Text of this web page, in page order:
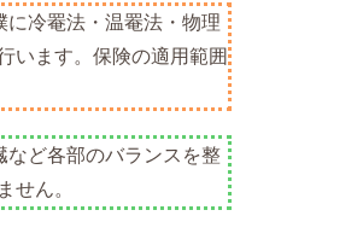
冷罨法・温罨法・物理
います。保険の適用範囲
など各部のバランスを整
せん。